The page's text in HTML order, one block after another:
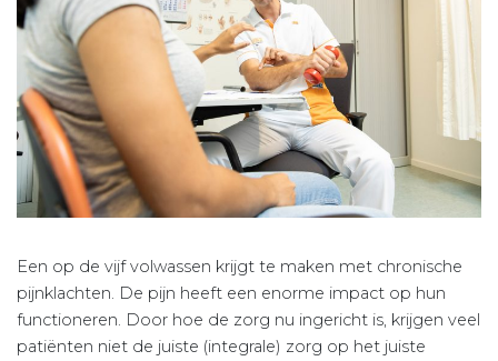
Een op de vijf volwassen krijgt te maken met chronische
pijnklachten. De pijn heeft een enorme impact op hun
functioneren. Door hoe de zorg nu ingericht is, krijgen veel
patiënten niet de juiste (integrale) zorg op het juiste